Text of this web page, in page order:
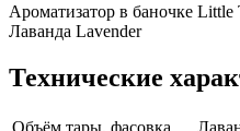
Ароматизатор в баночке
Лаванда Lavender
Технические
Объём тары, фасовка